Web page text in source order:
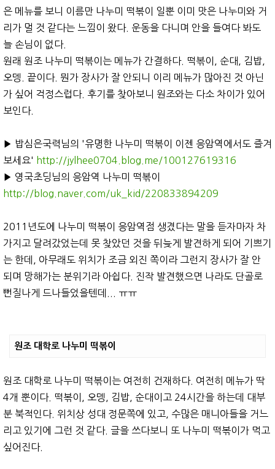
은 메뉴를 보니 이름만 나누미 떡볶이 일뿐 이미 맛은 나누미와 거
리가 멀 것 같다는 느낌이 왔다. 운동을 다니며 안을 들여다 봐도
늘 손님이 없다.
원래 원조 나누미 떡볶이는 메뉴가 간결하다. 떡볶이, 순대, 김밥,
오뎅. 끝이다. 뭔가 장사가 잘 안되니 이리 메뉴가 많아진 것 아닌
가 싶어 걱정스럽다. 후기를 찾아보니 원조와는 다소 차이가 있어
보인다.
▶︎ 밥심은국력님의 '유명한 나누미 떡볶이 이젠 응암역에서도 즐겨
보세요' http://jylhee0704.blog.me/100127619316
▶︎ 영국초딩님의 응암역 나누미 떡볶이
http://blog.naver.com/uk_kid/220833894209
2011년도에 나누미 떡볶이 응암역점 생겼다는 말을 듣자마자 차
가지고 달려갔었는데 못 찾았던 것을 뒤늦게 발견하게 되어 기쁘기
는 한데, 아무래도 위치가 조금 외진 쪽이라 그런지 장사가 잘 안
되며 망해가는 분위기라 아쉽다. 진작 발견했으면 나라도 단골로
뻔질나게 드나들었을텐데... ㅠㅠ
원조 대학로 나누미 떡볶이
원조 대학로 나누미 떡볶이는 여전히 건재하다. 여전히 메뉴가 딱
4개 뿐이다. 떡볶이, 오뎅, 김밥, 순대이고 24시간을 하는데 대부
분 북적인다. 위치상 성대 정문쪽에 있고, 수많은 매니아들을 거느
리고 있기에 그런 것 같다. 글을 쓰다보니 또 나누미 떡볶이가 먹고
싶어진다.